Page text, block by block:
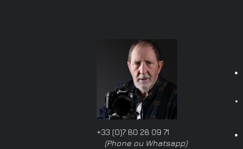
+33 (0)7 80 28 09 71
(Phone ou Whatsapp)